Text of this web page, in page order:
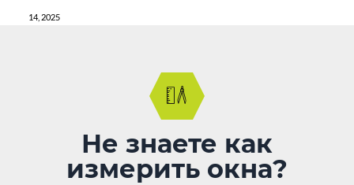
14, 2025
Не знаете как
измерить окна?